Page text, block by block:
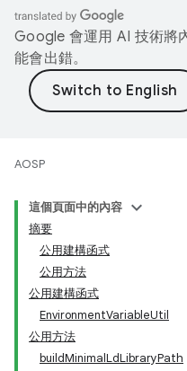
Google 會運用 AI 技術將
能會出錯。
AOSP
這個頁面中的內容
摘要
公用建構函式
公用方法
公用建構函式
EnvironmentVariableUtil
公用方法
buildMinimalLdLibraryPath